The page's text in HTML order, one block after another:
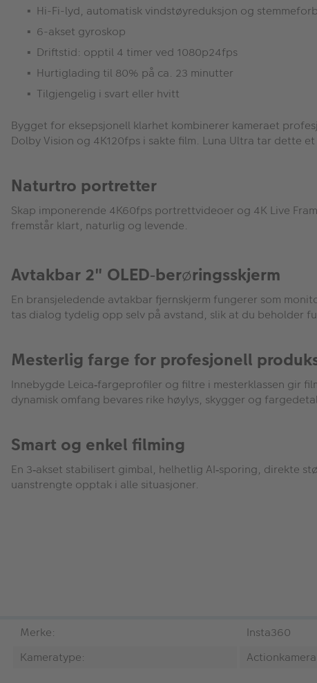
Hi-Fi-lyd, automatisk vindstøyreduksjon og
6-akset gyroskop
Driftstid: opptil 4 timer ved 1080p24fps
Hurtiglading til 80% på ca. 23 minutter
Tilgjengelig i svart eller hvitt
Bygget for eksepsjonell klarhet kombinerer kameraet
Dolby Vision og 4K120fps i sakte film. Luna Ultra tar dette
Naturtro portretter
Skap imponerende 4K60fps portrettvideoer og 4K Live
fremstår klart, naturlig og levende.
Avtakbar 2" OLED‑berøringsskjerm
En bransjeledende avtakbar fjernskjerm fungerer som
tas dialog tydelig opp selv på avstand, slik at du beholder
Mesterlig farge for profesjonell
Innebygde Leica‑fargeprofiler og filtre i mesterklassen gir
dynamisk omfang bevares rike høylys, skygger og
Smart og enkel filming
En 3‑akset stabilisert gimbal, helhetlig AI‑sporing, direkte stø
uanstrengte opptak i alle situasjoner.
Merke:
Insta360
Kameratype:
Actionkamera